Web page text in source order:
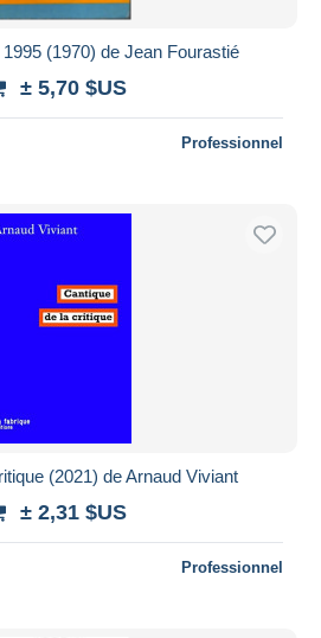
(1970) de Jean Fourastié
± 5,70 $US
Professionnel
(2021) de Arnaud Viviant
± 2,31 $US
Professionnel